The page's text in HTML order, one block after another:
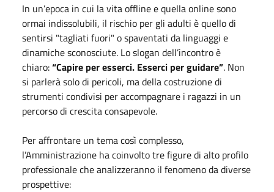
In un’epoca in cui la vita offline e quella online sono
ormai indissolubili, il rischio per gli adulti è quello di
sentirsi "tagliati fuori" o spaventati da linguaggi e
dinamiche sconosciute. Lo slogan dell’incontro è
chiaro:“Capire per esserci. Esserci per guidare”. Non
si parlerà solo di pericoli, ma della costruzione di
strumenti condivisi per accompagnare i ragazzi in un
percorso di crescita consapevole.
Per affrontare un tema così complesso,
l’Amministrazione ha coinvolto tre figure di alto profilo
professionale che analizzeranno il fenomeno da diverse
prospettive: